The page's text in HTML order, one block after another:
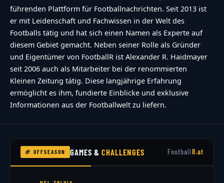
führenden Plattform für Footballnachrichten. Seit 2013 ist
er mit Leidenschaft und Fachwissen in der Welt des
Footballs tätig und hat sich einen Namen als Experte auf
diesem Gebiet gemacht. Neben seiner Rolle als Gründer
und Eigentümer von FootballR ist Alexander R. Haidmayer
seit 2006 auch als Mitarbeiter bei der renommierten
Kleinen Zeitung tätig. Diese langjährige Erfahrung
ermöglicht es ihm, fundierte Einblicke und exklusive
Informationen aus der Footballwelt zu liefern.
🏈 OFFSEASON GAMES &CHALLENGES FootballR.at